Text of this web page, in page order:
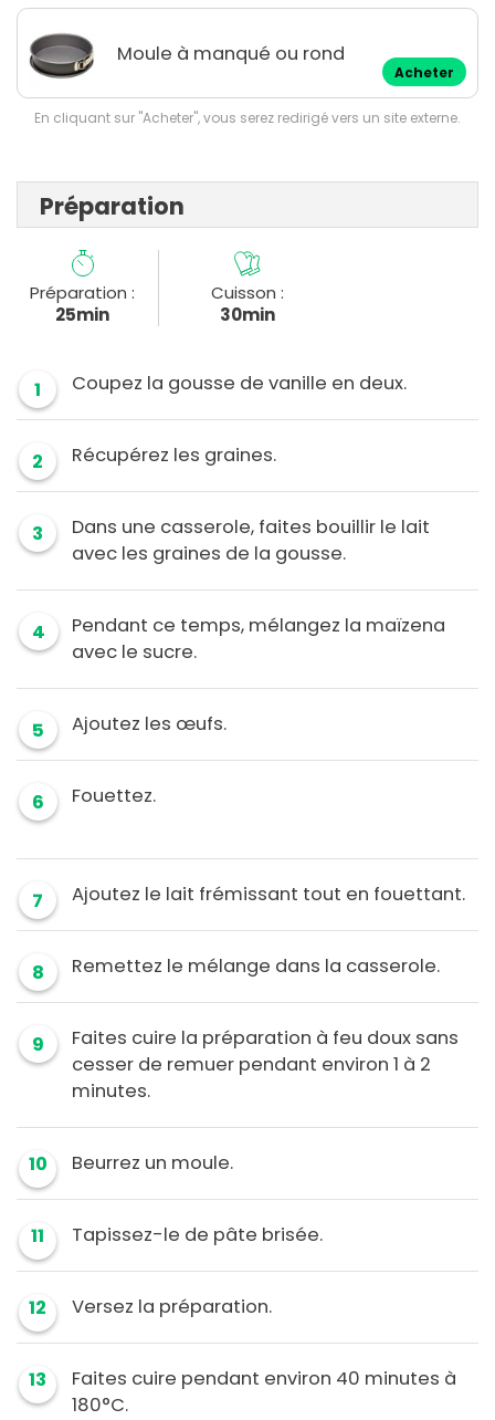
Moule à manqué ou rond
Acheter
En cliquant sur "Acheter", vous serez redirigé vers un site externe.
Préparation
Préparation :
25min
Cuisson :
30min
1 Coupez la gousse de vanille en deux.
2 Récupérez les graines.
3
Dans une casserole, faites bouillir le lait
avec les graines de la gousse.
4
Pendant ce temps, mélangez la maïzena
avec le sucre.
5 Ajoutez les œufs.
6 Fouettez.
7 Ajoutez le lait frémissant tout en fouettant.
8 Remettez le mélange dans la casserole.
9
Faites cuire la préparation à feu doux sans
cesser de remuer pendant environ 1 à 2
minutes.
10 Beurrez un moule.
11 Tapissez-le de pâte brisée.
12 Versez la préparation.
13
Faites cuire pendant environ 40 minutes à
180°C.